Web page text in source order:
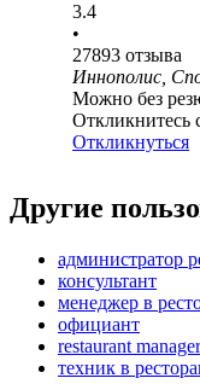
3.4
•
27893 отзыва
Иннополис,
Можно без
Откликнитесь
Откликнуться
Другие
администратор
консультант
менеджер в
официант
restaurant manager
техник в